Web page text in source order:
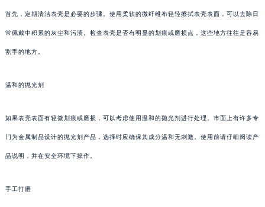
首先，定期清洁表壳是必要的步骤。使用柔软的微纤维布轻轻擦拭表壳表面，可以去除日
常佩戴中积累的灰尘和污渍。检查表壳是否有明显的划痕或磨损点，这些地方往往是容易
割手的地方。
温和的抛光剂
如果表壳表面有轻微划痕或磨损，可以考虑使用温和的抛光剂进行处理。市面上有许多专
门为金属制品设计的抛光剂产品，选择时应确保其成分温和无刺激。使用前请仔细阅读产
品说明，并在安全环境下操作。
手工打磨